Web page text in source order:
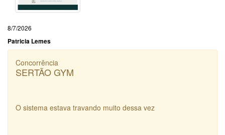
8/7/2026
Patricia Lemes
Concorrência
SERTÃO GYM
O sistema estava travando muito dessa vez